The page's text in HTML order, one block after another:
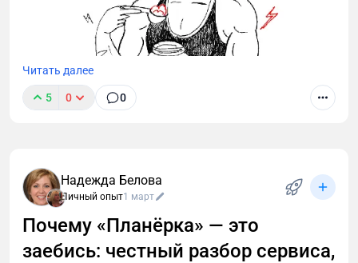
Читать далее
5 0 0
Надежда Белова
Личный опыт1 март
Почему «Планёрка» — это
заебись: честный разбор сервиса,